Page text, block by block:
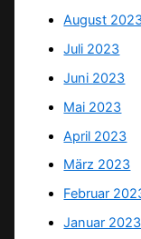
August
Juli 2023
Juni 2023
Mai 2023
April 2023
März 2023
Februar
Januar 2023